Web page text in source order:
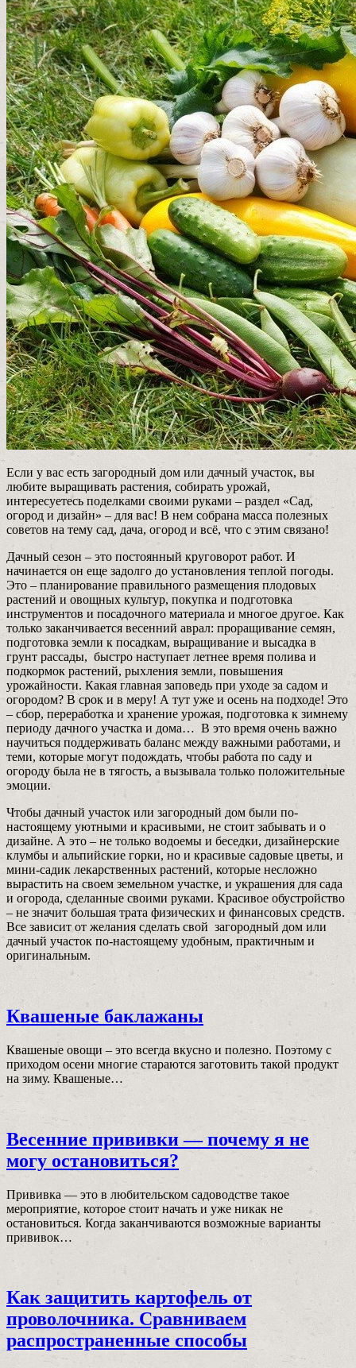
Если у вас есть загородный дом или дачный участок, вы
любите выращивать растения, собирать урожай,
интересуетесь поделками своими руками – раздел «Сад,
огород и дизайн» – для вас! В нем собрана масса полезных
советов на тему сад, дача, огород и всё, что с этим связано!
Дачный сезон – это постоянный круговорот работ. И
начинается он еще задолго до установления теплой погоды.
Это – планирование правильного размещения плодовых
растений и овощных культур, покупка и подготовка
инструментов и посадочного материала и многое другое. Как
только заканчивается весенний аврал: проращивание семян,
подготовка земли к посадкам, выращивание и высадка в
грунт рассады, быстро наступает летнее время полива и
подкормок растений, рыхления земли, повышения
урожайности. Какая главная заповедь при уходе за садом и
огородом? В срок и в меру! А тут уже и осень на подходе! Это
– сбор, переработка и хранение урожая, подготовка к зимнему
периоду дачного участка и дома… В это время очень важно
научиться поддерживать баланс между важными работами, и
теми, которые могут подождать, чтобы работа по саду и
огороду была не в тягость, а вызывала только положительные
эмоции.
Чтобы дачный участок или загородный дом были по-
настоящему уютными и красивыми, не стоит забывать и о
дизайне. А это – не только водоемы и беседки, дизайнерские
клумбы и альпийские горки, но и красивые садовые цветы, и
мини-садик лекарственных растений, которые несложно
вырастить на своем земельном участке, и украшения для сада
и огорода, сделанные своими руками. Красивое обустройство
– не значит большая трата физических и финансовых средств.
Все зависит от желания сделать свой загородный дом или
дачный участок по-настоящему удобным, практичным и
оригинальным.
Квашеные баклажаны
Квашеные овощи – это всегда вкусно и полезно. Поэтому с
приходом осени многие стараются заготовить такой продукт
на зиму. Квашеные…
Весенние прививки — почему я не
могу остановиться?
Прививка — это в любительском садоводстве такое
мероприятие, которое стоит начать и уже никак не
остановиться. Когда заканчиваются возможные варианты
прививок…
Как защитить картофель от
проволочника. Сравниваем
распространенные способы